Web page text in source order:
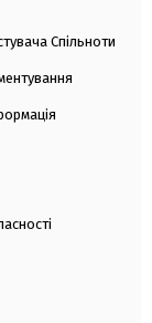
Спільноти